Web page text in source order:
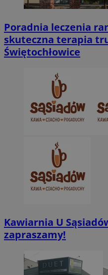
Poradnia leczenia
skuteczna terapia
Świętochłowice
Kawiarnia U
zapraszamy!
Niezbędne
Niezbędne pliki
można prawidłowo
Nazwa
SessID
QeSessID
MvSessID